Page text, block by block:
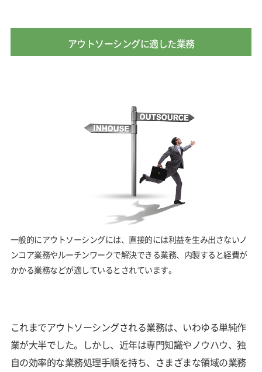
アウトソーシングに適した業務
一般的にアウトソーシングには、直接的には利益を生み出さないノ
ンコア業務やルーチンワークで解決できる業務、内製すると経費が
かかる業務などが適しているとされています。
これまでアウトソーシングされる業務は、いわゆる単純作
業が大半でした。しかし、近年は専門知識やノウハウ、独
自の効率的な業務処理手順を持ち、さまざまな領域の業務